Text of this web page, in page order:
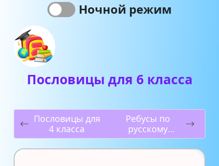
Ночной режим
Пословицы для 6 класса
Пословицы для
4 класса
Ребусы по
русскому
языку